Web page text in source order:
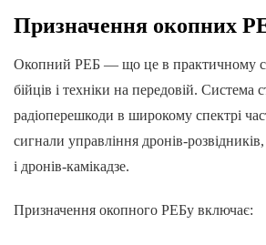
Призначення окопних
Окопний РЕБ — що це в практичному
бійців і техніки на передовій. Система
радіоперешкоди в широкому спектрі
сигнали управління дронів-
і дронів-камікадзе.
Призначення окопного РЕБу включає: